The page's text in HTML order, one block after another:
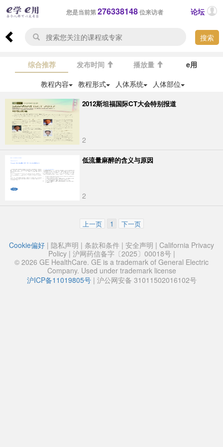
您是当前第276338148位来访者 论坛
搜索
综合推荐 发布时间 播放量
e用
教程内容
教程形式 人体系统 人体部位
2012斯坦福国际CT大会特别报道
2
低流量麻醉的含义与原因
2
上一页 1 下一页
Cookie偏好 | 隐私声明 | 条款和条件 | 安全声明 | California Privacy
Policy| 沪网药信备字〔2025〕00018号|
© 2026 GE HealthCare. GE is a trademark of General Electric
Company. Used under trademark license
沪ICP备11019805号| 沪公网安备 31011502016102号